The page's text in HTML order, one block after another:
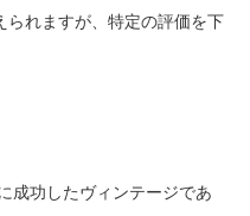
られますが、特定の評価を下
成功したヴィンテージであ